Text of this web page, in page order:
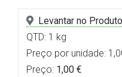
Levantar no
QTD: 1 kg
Preço por unidade:
Preço: 1,00 €